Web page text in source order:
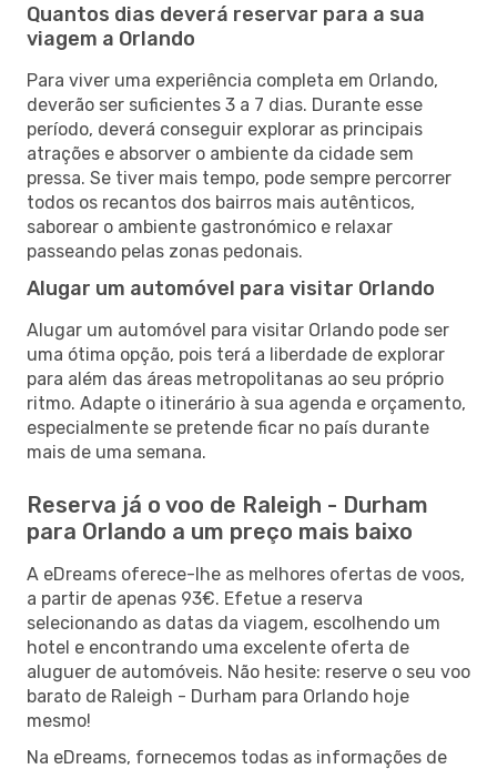
Quantos dias deverá reservar para a sua
viagem a Orlando
Para viver uma experiência completa em Orlando,
deverão ser suficientes 3 a 7 dias. Durante esse
período, deverá conseguir explorar as principais
atrações e absorver o ambiente da cidade sem
pressa. Se tiver mais tempo, pode sempre percorrer
todos os recantos dos bairros mais autênticos,
saborear o ambiente gastronómico e relaxar
passeando pelas zonas pedonais.
Alugar um automóvel para visitar Orlando
Alugar um automóvel para visitar Orlando pode ser
uma ótima opção, pois terá a liberdade de explorar
para além das áreas metropolitanas ao seu próprio
ritmo. Adapte o itinerário à sua agenda e orçamento,
especialmente se pretende ficar no país durante
mais de uma semana.
Reserva já o voo de Raleigh - Durham
para Orlando a um preço mais baixo
A eDreams oferece-lhe as melhores ofertas de voos,
a partir de apenas 93€. Efetue a reserva
selecionando as datas da viagem, escolhendo um
hotel e encontrando uma excelente oferta de
aluguer de automóveis. Não hesite: reserve o seu voo
barato de Raleigh - Durham para Orlando hoje
mesmo!
Na eDreams, fornecemos todas as informações de